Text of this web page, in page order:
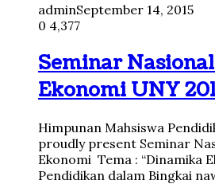
adminSeptember 14, 2015
0 4,377
Seminar
Ekonomi UNY
Himpunan Mahsiswa
proudly present Seminar
Ekonomi Tema : “Dinamika
Pendidikan dalam Bingkai